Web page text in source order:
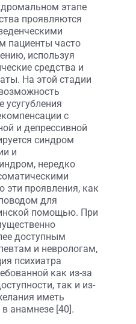
этапе
проявляются
пациенты часто
используя
средства и
На этой стадии
усугубления
с
и депрессивной
синдром
и
нередко
проявления, как
для
помощью. При
доступным
и неврологам,
психиатра
как из-за
так и из-
иметь
анамнезе [40].